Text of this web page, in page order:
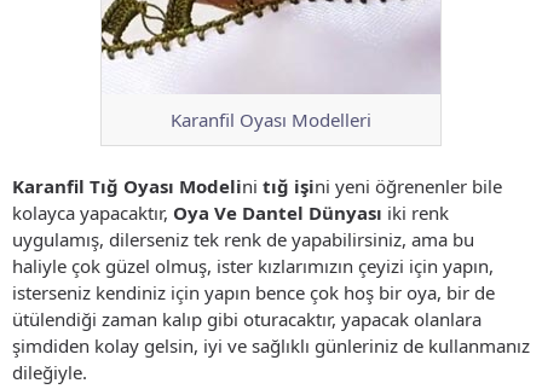
Karanfil Oyası Modelleri
Karanfil Tığ Oyası Modelini tığ işini yeni öğrenenler bile
kolayca yapacaktır, Oya Ve Dantel Dünyası iki renk
uygulamış, dilerseniz tek renk de yapabilirsiniz, ama bu
haliyle çok güzel olmuş, ister kızlarımızın çeyizi için yapın,
isterseniz kendiniz için yapın bence çok hoş bir oya, bir de
ütülendiği zaman kalıp gibi oturacaktır, yapacak olanlara
şimdiden kolay gelsin, iyi ve sağlıklı günleriniz de kullanmanız
dileğiyle.